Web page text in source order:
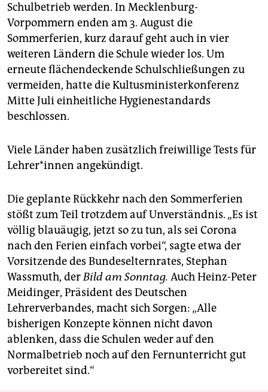
Schulbetrieb werden. In Mecklenburg-
Vorpommern enden am 3. August die
Sommerferien, kurz darauf geht auch in vier
weiteren Ländern die Schule wieder los. Um
erneute flächendeckende Schulschließungen zu
vermeiden, hatte die Kultusministerkonferenz
Mitte Juli einheitliche Hygienestandards
beschlossen.
Viele Länder haben zusätzlich freiwillige Tests für
Leh­rer*innen angekündigt.
Die geplante Rückkehr nach den Sommerferien
stößt zum Teil trotzdem auf Unverständnis. „Es ist
völlig blauäugig, jetzt so zu tun, als sei Corona
nach den Ferien einfach vorbei“, sagte etwa der
Vorsitzende des Bundeselternrates, Stephan
Wassmuth, derBild am Sonntag. Auch Heinz-Peter
Meidinger, Präsident des Deutschen
Lehrerverbandes, macht sich Sorgen: „Alle
bisherigen Konzepte können nicht davon
ablenken, dass die Schulen weder auf den
Normalbetrieb noch auf den Fernunterricht gut
vorbereitet sind.“